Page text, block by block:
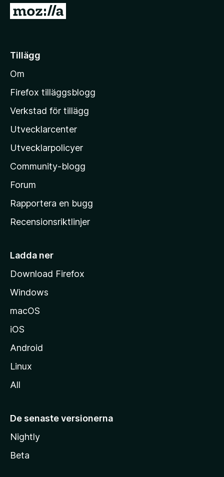
G
i
l
M
z
i
l
a
s
h
m
i
a
Tillägg
Om
Firefox tilläggsblogg
Verkstad för tillägg
Utvecklarcenter
Utvecklarpolicyer
Community-blogg
Forum
Rapportera en bugg
Recensionsriktlinjer
Ladda ner
Download Firefox
Windows
macOS
iOS
Android
Linux
All
De senaste versionerna
Nightly
Beta